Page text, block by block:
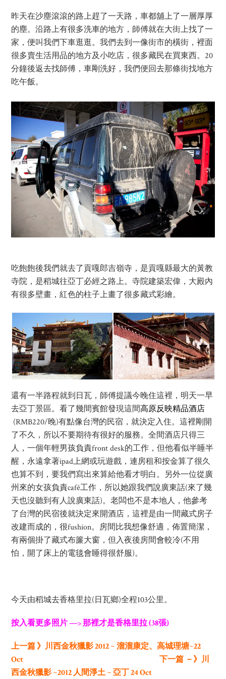
昨天在沙塵滾滾的路上趕了一天路，車都舖上了一層厚厚
的塵。沿路上有很多洗車的地方，師傅就在大街上找了一
家，便叫我們下車逛逛。我們去到一像街市的橫街，裡面
很多賣生活用品的地方及小吃店，很多藏民在買東西。20
分鐘後返去找師傅，車剛洗好，我們便回去那條街找地方
吃午飯。
吃飽飽後我們就去了貢嘎郎吉嶺寺，是貢嘎縣最大的黃教
寺院，是稻城往亞丁必經之路上。寺院建築宏偉，大殿內
有很多壁畫，紅色的柱子上畫了很多藏式彩繪。
還有一半路程就到日瓦，師傅提議今晚住這裡，明天一早
去亞丁景區。看了幾間賓館發現這間高原反映精品酒店
(RMB220/晚)有點像台灣的民宿，就決定入住。這裡剛開
了不久，所以不要期待有很好的服務。全間酒店只得三
人，一個年輕男孩負責front desk的工作，但他看似半睡半
醒，永遠拿著ipad上網或玩遊戲，連房租和按金算了很久
也算不到，要我們寫出來算給他看才明白。另外一位從廣
州來的女孩負責café工作，所以她跟我們說廣東話(來了幾
天也沒聽到有人說廣東話)。老闆也不是本地人，他參考
了台灣的民宿後就決定來開酒店，這裡是由一間藏式房子
改建而成的，很fushion。房間比我想像舒適，佈置簡潔，
有兩個掛了藏式布簾大窗，但入夜後房間會較冷(不用
怕，開了床上的電毯會睡得很舒服)。
今天由稻城去香格里拉(日瓦鄉)全程103公里。
按入看更多照片 —> 那裡才是香格里拉 (38張)
上一篇 》川西金秋獵影 2012 ~ 溜溜康定、高城理塘~22
Oct
下一篇 －》川
西金秋獵影 ~2012 人間淨土 ~ 亞丁 24 Oct